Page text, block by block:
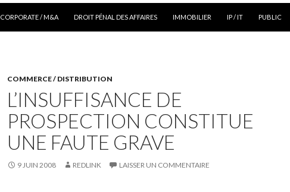
CORPORATE / M&A DROIT PÉNAL DES AFFAIRES IMMOBILIER IP / IT PUBLIC
COMMERCE / DISTRIBUTION
L’INSUFFISANCE DE
PROSPECTION CONSTITUE
UNE FAUTE GRAVE
9 JUIN 2008 REDLINK LAISSER UN COMMENTAIRE